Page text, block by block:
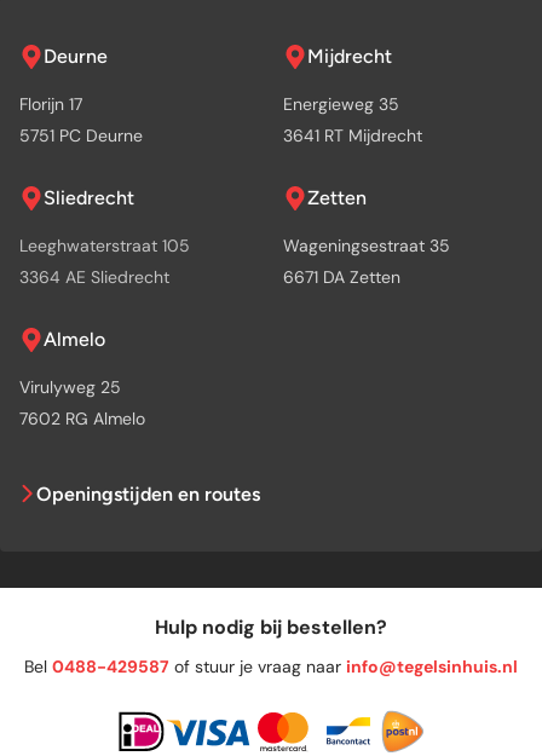
Deurne
Florijn 17
5751 PC Deurne
Mijdrecht
Energieweg 35
3641 RT Mijdrecht
Sliedrecht
Leeghwaterstraat 105
3364 AE Sliedrecht
Zetten
Wageningsestraat 35
6671 DA Zetten
Almelo
Virulyweg 25
7602 RG Almelo
Openingstijden en routes
Hulp nodig bij bestellen?
Bel 0488-429587 of stuur je vraag naar info@tegelsinhuis.nl